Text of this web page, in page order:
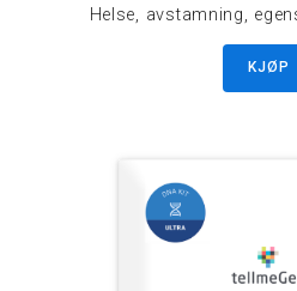
Helse, avstamning,
KJØP